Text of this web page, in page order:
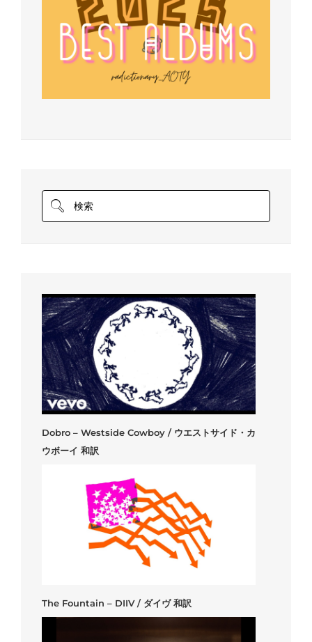
Dobro – Westside Cowboy / ウエストサイド・カ
ウボーイ 和訳
The Fountain – DIIV / ダイヴ 和訳